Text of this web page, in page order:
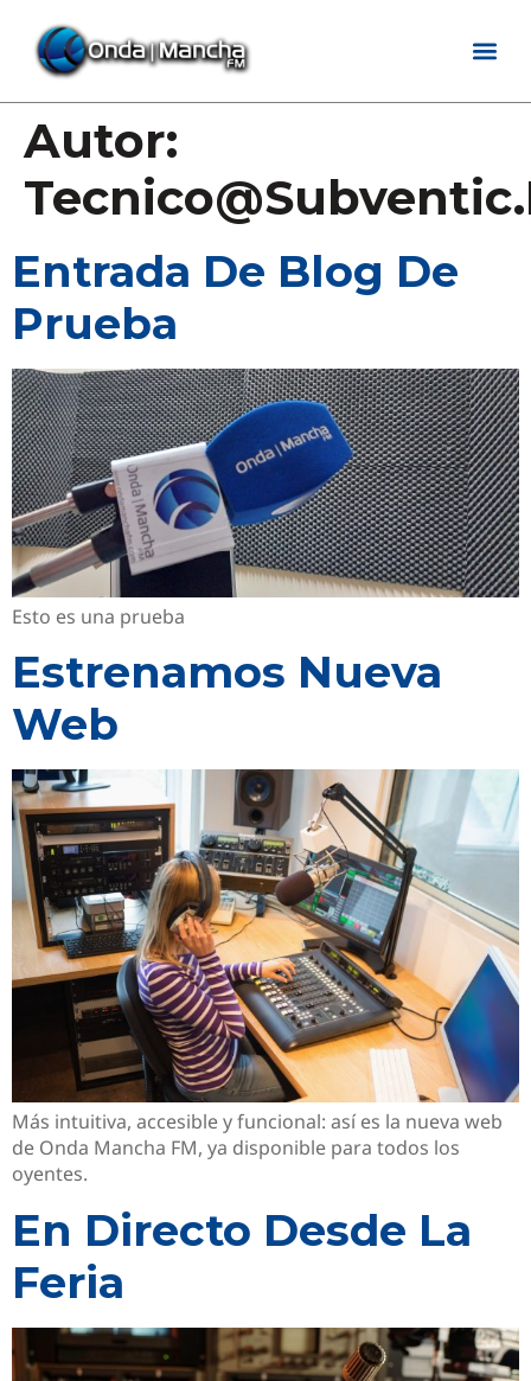
Autor:
Entrada De Blog De
Prueba
Esto es una prueba
Estrenamos Nueva
Web
Más intuitiva, accesible y funcional: así es la nueva web
de Onda Mancha FM, ya disponible para todos los
oyentes.
En Directo Desde La
Feria